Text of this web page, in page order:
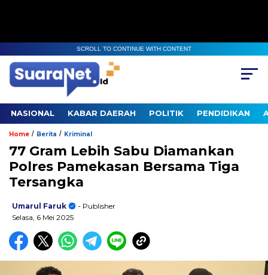
SCROLL TO CONTINUE WITH CONTENT
NASIONAL KABAR DAERAH POLITIK PENDIDIKAN
Home / Berita / Kriminal
77 Gram Lebih Sabu Diamankan
Polres Pamekasan Bersama Tiga
Tersangka
Umarul Faruk
- Publisher
Selasa, 6 Mei 2025